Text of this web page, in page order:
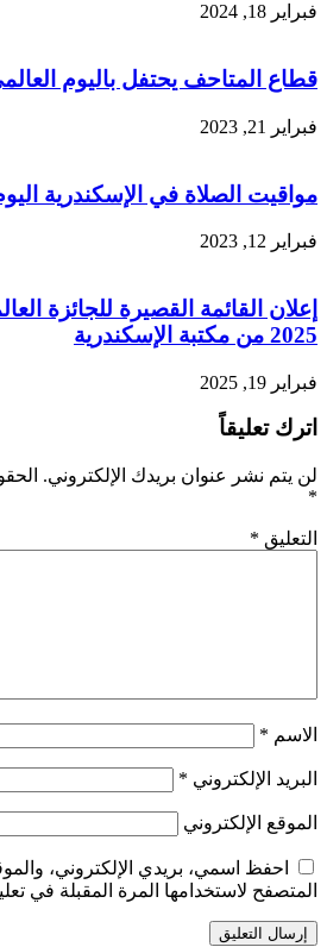
فبراير 18, 2024
قطاع المتاحف يحتفل باليوم
فبراير 21, 2023
مواقيت الصلاة في الإسكندرية اليوم
فبراير 12, 2023
إعلان القائمة القصيرة للجائزة
2025 من مكتبة الإسكندرية
فبراير 19, 2025
اترك تعليقاً
لن يتم نشر عنوان بريدك الإلكتروني.
*
التعليق *
الاسم *
البريد الإلكتروني *
الموقع الإلكتروني
احفظ اسمي، بريدي الإلكتروني،
المتصفح لاستخدامها المرة المقبلة في